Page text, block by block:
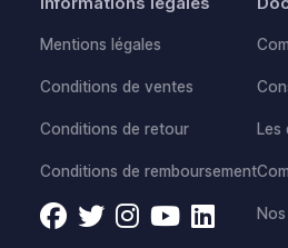
Mentions légales
Conditions de ventes
Conditions de retour
Conditions de remboursement
Les